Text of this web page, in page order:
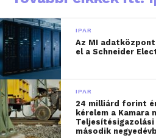
jónak” értékelte, a tanultakat
tartja, 67% „nagyon sok” új
képzés pedig 100%-os
résztvevők egyharmada
meghaladta az elvárásokat. A
csupán gyakorlati tudást
közösségi élményt és értékes
lehetőséget is biztosított a
IPAR
Az MI
el a Schneider
IPAR
24 milliárd forint
kérelem a Kamara
Teljesítésigazolási
második